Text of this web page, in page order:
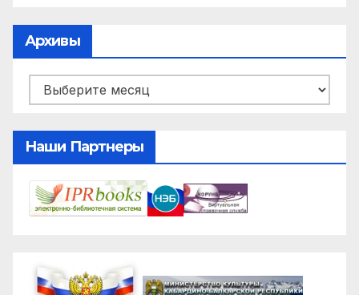
Архивы
Архивы
Наши Партнеры